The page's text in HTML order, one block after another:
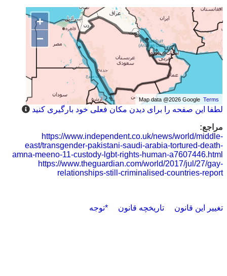
+
−
Map data @2026 GoogleTerms
لطفا این صفحه را برای دیدن مکان فعلی خود بارگیری کنید
مراجع:
https://www.independent.co.uk/news/world/middle-
east/transgender-pakistani-saudi-arabia-tortured-death-
amna-meeno-11-custody-lgbt-rights-human-a7607446.html
https://www.theguardian.com/world/2017/jul/27/gay-
relationships-still-criminalised-countries-report
تغییر این قانون تاریخچه قانون *توجه